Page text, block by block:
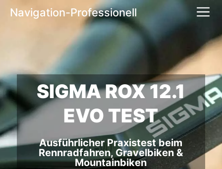
Zum
Inhalt
Navigation-Professionell
SIGMA ROX 12.1
EVO TEST
Ausführlicher Praxistest beim
Rennradfahren, Gravelbiken &
Mountainbiken